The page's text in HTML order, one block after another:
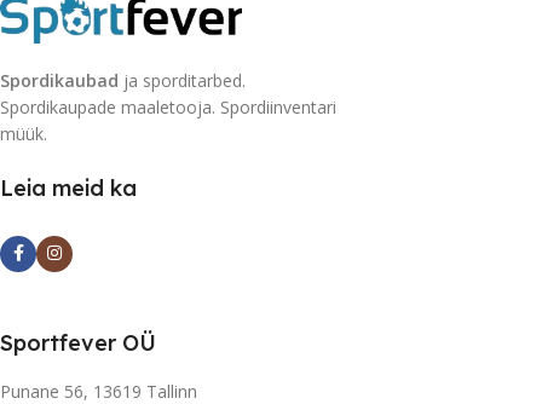
Spordikaubad ja sporditarbed.
Spordikaupade maaletooja. Spordiinventari
müük.
Leia meid ka
Sportfever OÜ
Punane 56, 13619 Tallinn